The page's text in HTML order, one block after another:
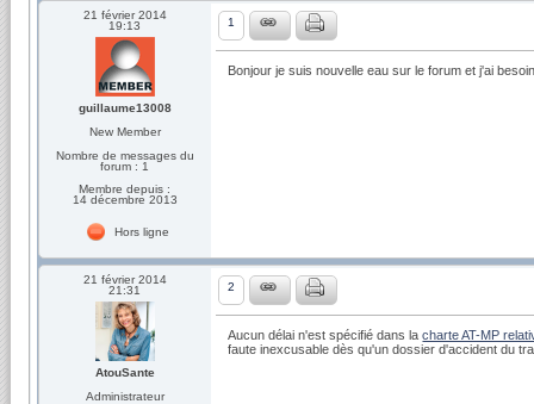
21 février 2014
19:13
guillaume13008
New Member
Nombre de messages du
forum : 1
Membre depuis :
14 décembre 2013
Hors ligne
1
Bonjour je suis nouvelle eau sur le forum et j'ai
21 février 2014
21:31
AtouSante
Administrateur
2
Aucun délai n'est spécifié dans lacharte AT-MP
faute inexcusable dès qu'un dossier d'accident du